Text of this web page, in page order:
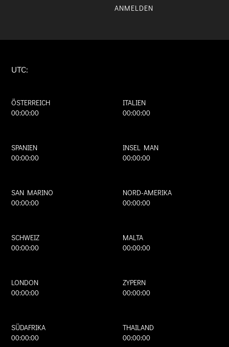
ANMELDEN
UTC:
ÖSTERREICH
00:00:00
ITALIEN
00:00:00
SPANIEN
00:00:00
INSEL MAN
00:00:00
SAN MARINO
00:00:00
NORD-AMERIKA
00:00:00
SCHWEIZ
00:00:00
MALTA
00:00:00
LONDON
00:00:00
ZYPERN
00:00:00
SÜDAFRIKA
00:00:00
THAILAND
00:00:00